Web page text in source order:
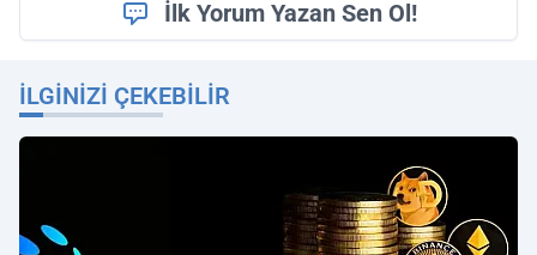
İlk Yorum Yazan Sen Ol!
İLGINIZI ÇEKEBILIR